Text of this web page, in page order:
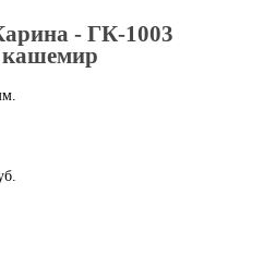
- ГК-1003